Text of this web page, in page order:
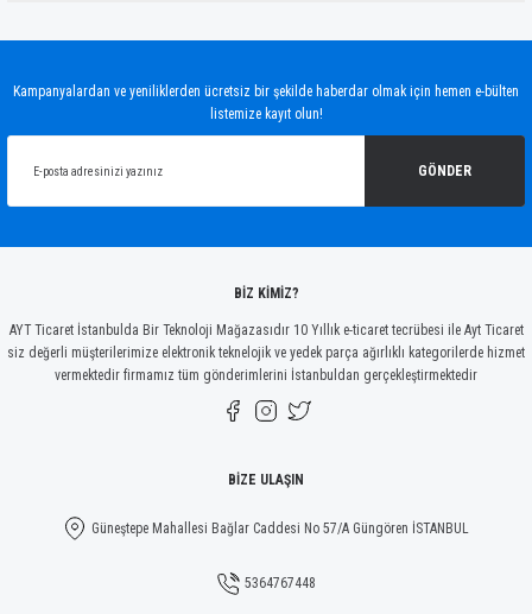
Ürün açıklamasında eksik bilgiler bulunuyor.
Gönder
Kampanyalardan ve yeniliklerden ücretsiz bir şekilde haberdar olmak için hemen e-bülten
listemize kayıt olun!
GÖNDER
BİZ KİMİZ?
AYT Ticaret İstanbulda Bir Teknoloji Mağazasıdır 10 Yıllık e-ticaret tecrübesi ile Ayt Ticaret
siz değerli müşterilerimize elektronik teknelojik ve yedek parça ağırlıklı kategorilerde hizmet
vermektedir firmamız tüm gönderimlerini İstanbuldan gerçekleştirmektedir
BİZE ULAŞIN
Güneştepe Mahallesi Bağlar Caddesi No 57/A Güngören İSTANBUL
5364767448